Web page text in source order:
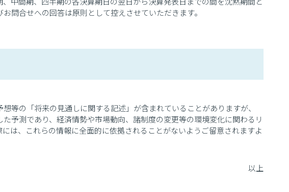
問合せへの回答は原則として控えさせていただきます。
等の「将来の見通しに関する記述」が含まれていることがありますが、
予測であり、経済情勢や市場動向、諸制度の変更等の環境変化に関わるリ
は、これらの情報に全面的に依拠されることがないようご留意されますよ
以上